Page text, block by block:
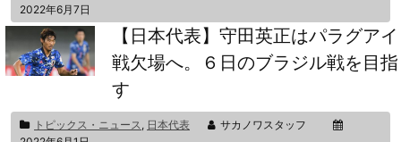
2022年6月7日
【日本代表】守田英正はパラグアイ
戦欠場へ。６日のブラジル戦を目指
す
トピックス・ニュース, 日本代表
サカノワスタッフ